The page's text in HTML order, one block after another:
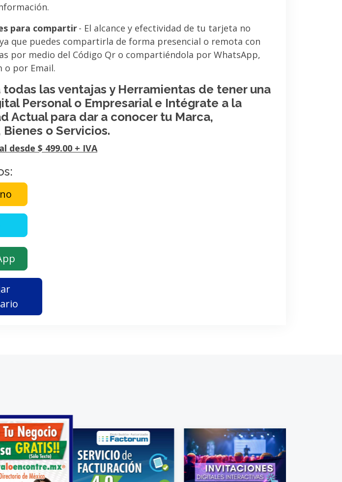
para compartir- El alcance y efectividad de tu tarjeta no
que puedes compartirla de forma presencial o remota con
por medio del Código Qr o compartiéndola por WhatsApp,
o por Email.
las ventajas y Herramientas de tener una
Personal o Empresarial e Intégrate a la
Actual para dar a conocer tu Marca,
o Servicios.
desde $ 499.00 + IVA